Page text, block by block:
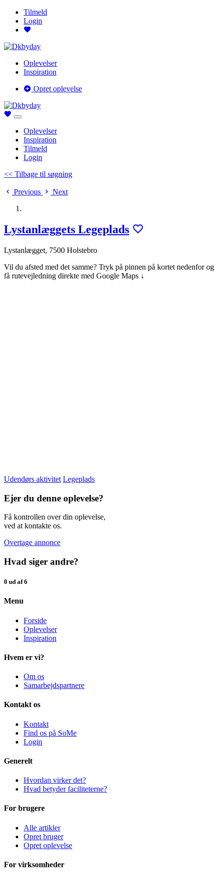
Tilmeld
Login
Oplevelser
Inspiration
Opret oplevelse
Oplevelser
Inspiration
Tilmeld
Login
<< Tilbage til søgning
Previous Next
Lystanlæggets Legeplads
Lystanlægget, 7500 Holstebro
Vil du afsted med det samme? Tryk på pinnen på kortet nedenfor og
få rutevejledning direkte med Google Maps ↓
Udendørs aktivitet Legeplads
Ejer du denne oplevelse?
Få kontrollen over din oplevelse,
ved at kontakte os.
Overtage annonce
Hvad siger andre?
0 ud af 6
Menu
Forside
Oplevelser
Inspiration
Hvem er vi?
Om os
Samarbejdspartnere
Kontakt os
Kontakt
Find os på SoMe
Login
Generelt
Hvordan virker det?
Hvad betyder faciliteterne?
For brugere
Alle artikler
Opret bruger
Opret oplevelse
For virksomheder